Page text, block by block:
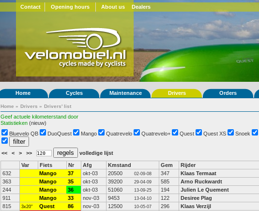
Contact Opening hours About us Dealers
Home Cycles Maintenance Drivers Orders
Home » Drivers » Drivers' list
Geef actuele kilometerstand door
Statistieken (nieuw)
Bluevelo QB DuoQuest Mango Quatrevelo Quatrevelo+ Quest Quest XS Snoek
<< < > >> volledige lijst
Var Fiets Nr Afg Kmstand Gem Rijder
632
Mango 37 okt-03 20500 02-09-08 347 Klaas Termaat
363
Mango 35 okt-03 39200 29-04-09 585 Arno Ruckwardt
244
Mango 36 okt-03 51060 13-09-25 194 Julien Le Quement
911
Mango 33 nov-03 9453 13-04-10 122 Desiree Plag
815
3x20" Quest 86 nov-03 12500 10-05-07 296 Klaas Verzijl